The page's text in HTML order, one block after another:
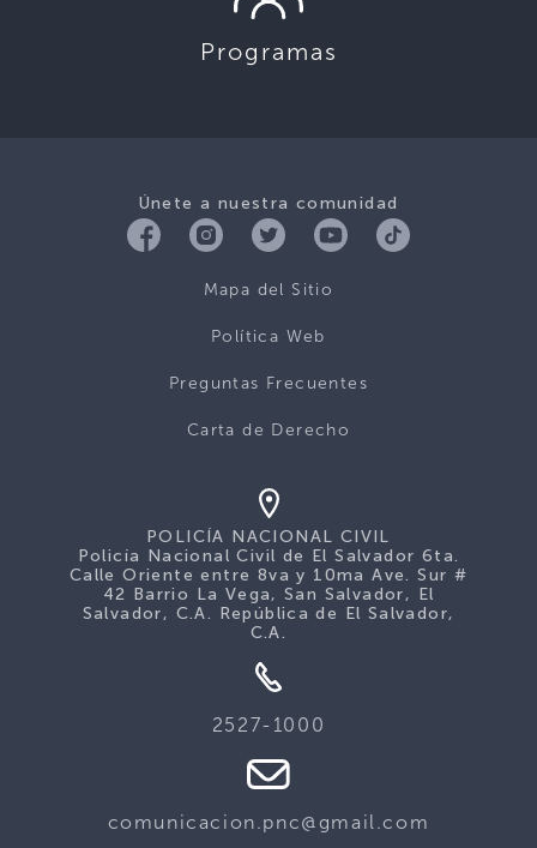
Programas
Únete a nuestra comunidad
Mapa del Sitio
Política Web
Preguntas Frecuentes
Carta de Derecho
POLICÍA NACIONAL CIVIL
Policía Nacional Civil de El Salvador 6ta.
Calle Oriente entre 8va y 10ma Ave. Sur #
42 Barrio La Vega, San Salvador, El
Salvador, C.A. República de El Salvador,
C.A.
2527-1000
comunicacion.pnc@gmail.com